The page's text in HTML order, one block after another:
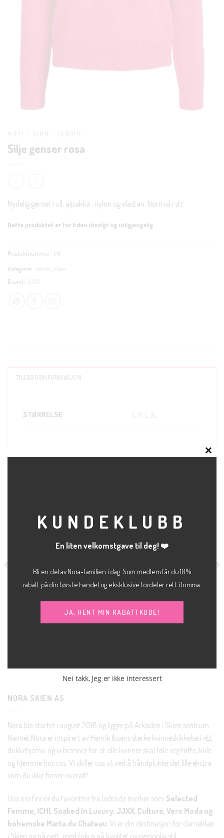
Silje genser rosa
Nydelig genser i ull, alpakka , nylon og elastan. Normal i str.
Dette produktet er for tiden utsolgt og utilgjengelig.
Produktnummer: I/A
Kategorier: Genser Klær
Brand:
JJXX
TILLEGGSINFORMASJON
STØRRELSE
kr800.00 BUKSE
NORA SKIEN AS
Nora ble startet i august 2018 og ligger på Arkaden i Skien sentrum.
Navnet Nora er inspirert av Henrik Ibsens sterke kvinneskikkelse i «Et
dukkehjem», og vi brenner for at alle kvinner skal føle seg tøffe, kule
og hjemme hos oss. Vi skiller oss ut ved å håndplukke det lille ekstra
som du ikke finner overalt!
Hos oss finner du favoritter fra ledende merker som Selected
Femme, ICHI, Soaked In Luxury, JJXX, Culture, Vero Moda og
bohemske Marta du Chateau. Vi er din destinasjon for dameklær
KUNDEKLUBB
En liten velkomstgave til deg! ❤️
Bli en del av Nora-familien i dag. Som medlem får du 10%
rabatt på din første handel og eksklusive fordeler rett i lomma.
JA, HENT MIN RABATTKODE!
Nei takk, Jeg er ikke interessert